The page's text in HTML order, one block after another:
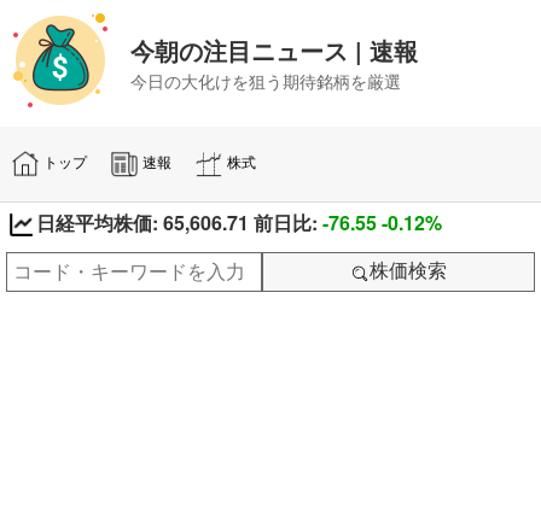
今朝の注目ニュース | 速報
今日の大化けを狙う期待銘柄を厳選
トップ 速報 株式
日経平均株価: 65,606.71 前日比: -76.55-0.12%
株価検索